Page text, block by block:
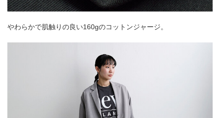
やわらかで肌触りの良い160gのコットンジャージ。